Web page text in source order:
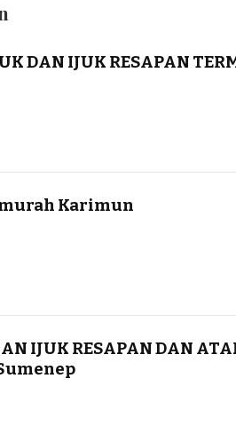
DAN IJUK RESAPAN
Karimun
IJUK RESAPAN DAN